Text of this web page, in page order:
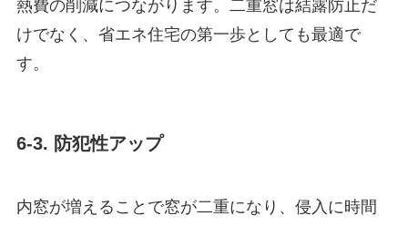
熱費の削減につながります。二重窓は結露防止だ
けでなく、省エネ住宅の第一歩としても最適で
す。
6-3. 防犯性アップ
内窓が増えることで窓が二重になり、侵入に時間